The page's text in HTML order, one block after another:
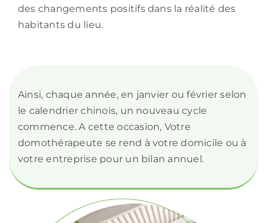
des changements positifs dans la réalité des
habitants du lieu.
Ainsi, chaque année, en janvier ou février selon
le calendrier chinois, un nouveau cycle
commence. A cette occasion, Votre
domothérapeute se rend à votre domicile ou à
votre entreprise pour un bilan annuel.